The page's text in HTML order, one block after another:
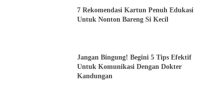
7 Rekomendasi Kartun Penuh Edukasi
Untuk Nonton Bareng Si Kecil
Jangan Bingung! Begini 5 Tips Efektif
Untuk Komunikasi Dengan Dokter
Kandungan